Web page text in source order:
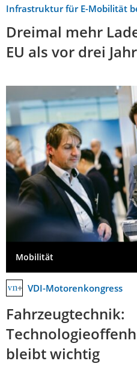
Infrastruktur für E-Mobilität
Dreimal mehr
EU als vor drei
Mobilität
VDI-Motorenkongress
Fahrzeugtechnik:
bleibt wichtig